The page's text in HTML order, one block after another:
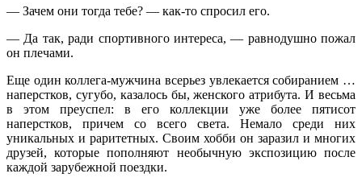
— Зачем они тогда тебе? — как-то спросил его.
— Да так, ради спортивного интереса, — равнодушно пожал
он плечами.
Еще один коллега-мужчина всерьез увлекается собиранием …
наперстков, сугубо, казалось бы, женского атрибута. И весьма
в этом преуспел: в его коллекции уже более пятисот
наперстков, причем со всего света. Немало среди них
уникальных и раритетных. Своим хобби он заразил и многих
друзей, которые пополняют необычную экспозицию после
каждой зарубежной поездки.